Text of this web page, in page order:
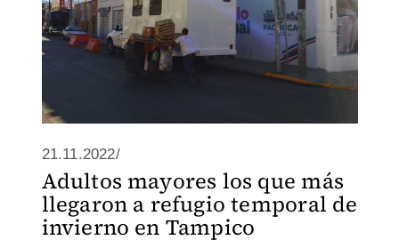
21.11.2022/
Adultos mayores los que más
llegaron a refugio temporal de
invierno en Tampico